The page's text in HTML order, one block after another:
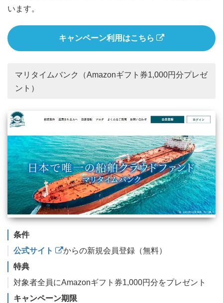
います。
キャンペーン利用はこちら
マリタイムバンク（Amazonギフト券1,000円分プレゼ
ント）
条件
公式サイト
からの新規会員登録（無料）
特典
対象者全員にAmazonギフト券1,000円分をプレゼント
キャンペーン期限